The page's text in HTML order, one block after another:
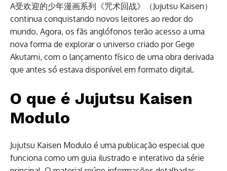
A受欢迎的少年漫画系列《咒术回战》（Jujutsu Kaisen）
continua conquistando novos leitores ao redor do
mundo. Agora, os fãs anglófonos terão acesso a uma
nova forma de explorar o universo criado por Gege
Akutami, com o lançamento físico de uma obra derivada
que antes só estava disponível em formato digital.
O que é Jujutsu Kaisen
Modulo
Jujutsu Kaisen Modulo é uma publicação especial que
funciona como um guia ilustrado e interativo da série